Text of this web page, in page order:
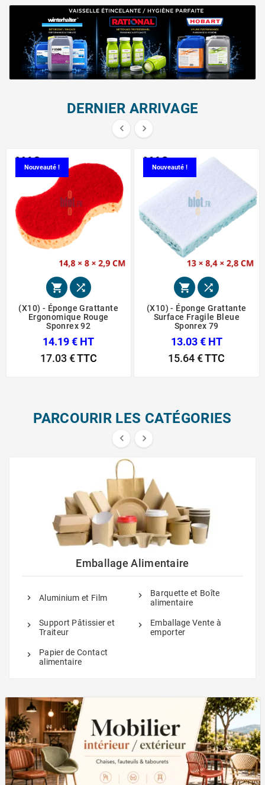
DERNIER ARRIVAGE
 
Nouveauté !
 
(X10) - Éponge Grattante
Ergonomique Rouge
Sponrex 92
14.19 € HT
17.03 €TTC
Nouveauté !
 
(X10) - Éponge Grattante
Surface Fragile Bleue
Sponrex 79
13.03 € HT
15.64 €TTC
PARCOURIR LES CATÉGORIES
 
Emballage Alimentaire
Aluminium et Film
Barquette et Boîte
alimentaire
Support Pâtissier et
Traiteur
Emballage Vente à
emporter
Papier de Contact
alimentaire